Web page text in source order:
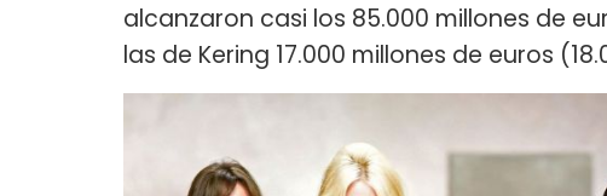
alcanzaron casi los 85.000 millones de
las de Kering 17.000 millones de euros